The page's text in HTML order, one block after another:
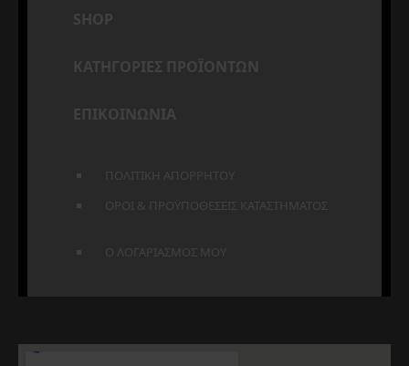
SHOP
ΚΑΤΗΓΟΡΙΕΣ ΠΡΟΪΟΝΤΩΝ
ΕΠΙΚΟΙΝΩΝΙΑ
ΠΟΛΙΤΙΚΗ ΑΠΟΡΡΗΤΟΥ
ΟΡΟΙ & ΠΡΟΫΠΟΘΕΣΕΙΣ ΚΑΤΑΣΤΗΜΑΤΟΣ
Ο ΛΟΓΑΡΙΑΣΜΟΣ ΜΟΥ